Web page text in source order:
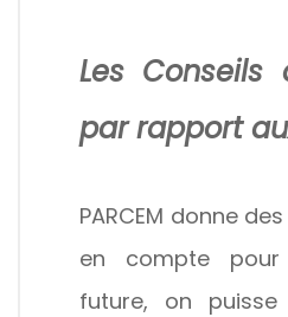
Les Conseils
par rapport
PARCEM donne
en compte
future, on